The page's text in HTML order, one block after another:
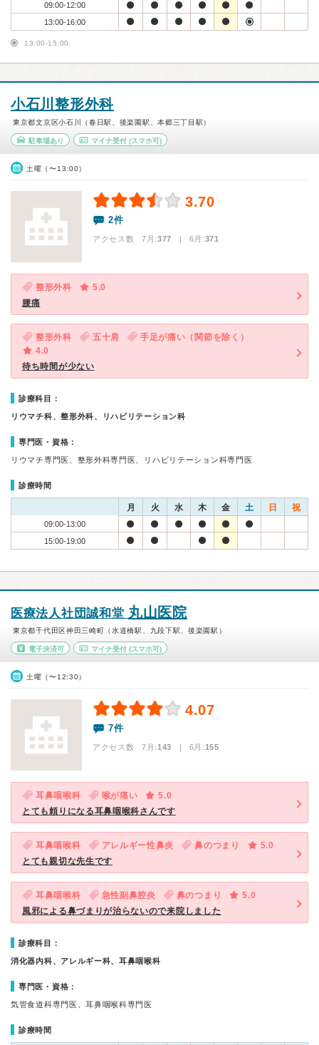
09:00-12:00
13:00-16:00
13:00-15:00
小石川整形外科
東京都文京区小石川（春日駅、後楽園駅、本郷三丁目駅）
駐車場あり マイナ受付(スマホ可)
土曜（〜13:00）
3.70
2件
アクセス数 7月:377 | 6月:371
整形外科
5.0
腰痛
整形外科 五十肩
手足が痛い（関節を除く）
4.0
待ち時間が少ない
診療科目：
リウマチ科、整形外科、リハビリテーション科
専門医・資格：
リウマチ専門医、整形外科専門医、リハビリテーション科専門医
診療時間
月 火 水 木 金 土 日 祝
09:00-13:00
15:00-19:00
医療法人社団誠和堂 丸山医院
東京都千代田区神田三崎町（水道橋駅、九段下駅、後楽園駅）
電子決済可 マイナ受付(スマホ可)
土曜（〜12:30）
4.07
7件
アクセス数 7月:143 | 6月:155
耳鼻咽喉科 喉が痛い
5.0
とても頼りになる耳鼻咽喉科さんです
耳鼻咽喉科 アレルギー性鼻炎 鼻のつまり
5.0
とても親切な先生です
耳鼻咽喉科 急性副鼻腔炎 鼻のつまり
5.0
風邪による鼻づまりが治らないので来院しました
診療科目：
消化器内科、アレルギー科、耳鼻咽喉科
専門医・資格：
気管食道科専門医、耳鼻咽喉科専門医
診療時間